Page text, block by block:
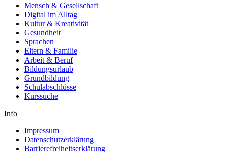
Mensch & Gesellschaft
Digital im Alltag
Kultur & Kreativität
Gesundheit
Sprachen
Eltern & Familie
Arbeit & Beruf
Bildungsurlaub
Grundbildung
Schulabschlüsse
Kurssuche
Info
Impressum
Datenschutzerklärung
Barrierefreiheitserklärung